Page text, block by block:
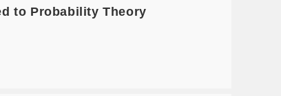
to Probability Theory